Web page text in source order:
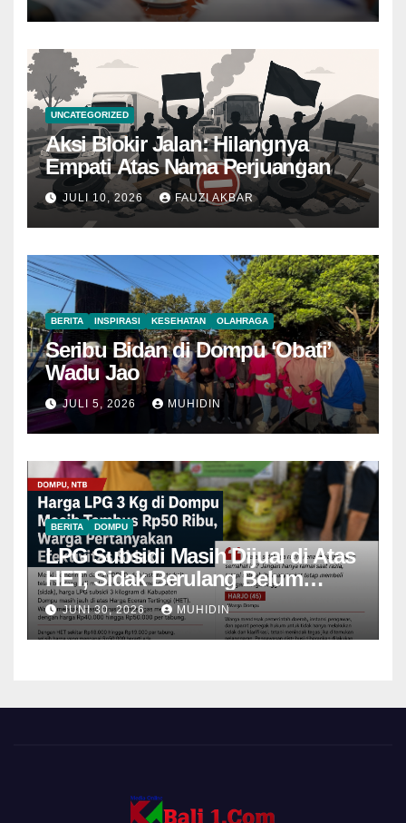
UNCATEGORIZED
Aksi Blokir Jalan: Hilangnya
Empati Atas Nama Perjuangan
JULI 10, 2026 FAUZI AKBAR
BERITA INSPIRASI KESEHATAN OLAHRAGA
Seribu Bidan di Dompu ‘Obati’
Wadu Jao
JULI 5, 2026 MUHIDIN
BERITA DOMPU
LPG Subsidi Masih Dijual di Atas
HET, Sidak Berulang Belum
Mampu Menekan Harga
JUNI 30, 2026 MUHIDIN